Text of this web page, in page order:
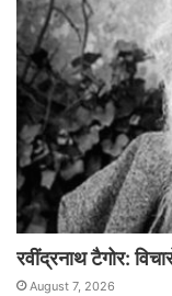
रवींद्रनाथ टैगोर:
August 7, 2026